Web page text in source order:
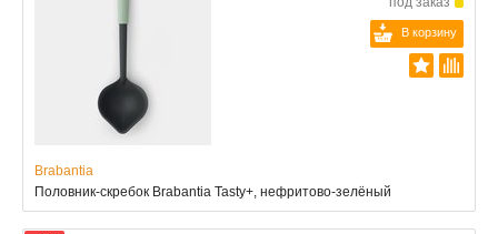
В корзину
Brabantia
Половник-скребок Brabantia Tasty+, нефритово-зелёный